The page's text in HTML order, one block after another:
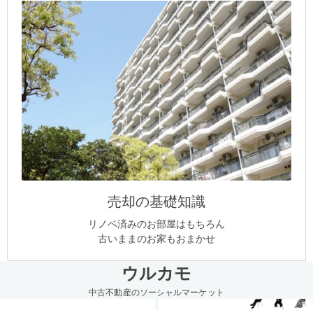
売却の基礎知識
リノベ済みのお部屋はもちろん
古いままのお家もおまかせ
ウルカモ
中古不動産のソーシャルマーケット